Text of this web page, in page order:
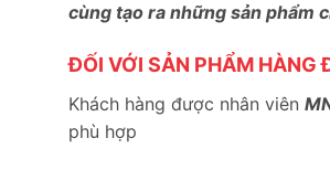
cùng tạo ra những sản phẩm
ĐỐI VỚI SẢN PHẨM HÀNG
Khách hàng được nhân viên
phù hợp